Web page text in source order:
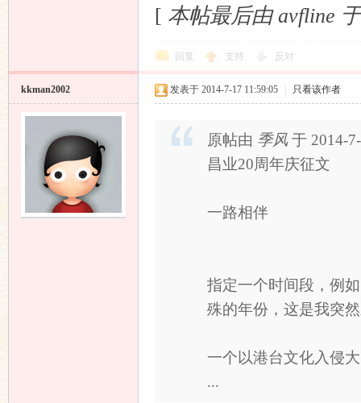
[ 本帖最后由 avfline
回复 支持 反对
kkman2002 发表于 2014-7-17 11:59:05 只看该作者
原帖由 季风于 2014-
昌业20周年庆征文
一路相伴
指定一个时间段，例
殊的年份，这是我突
一个以港台文化入侵
...